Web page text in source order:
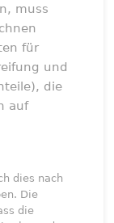
muss
für
und
die
auf
dies nach
Die
die